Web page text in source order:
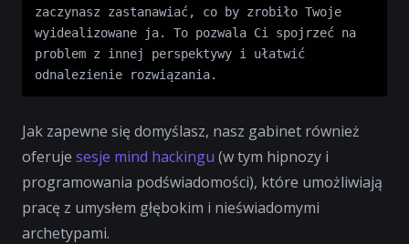
zaczynasz zastanawiać, co by zrobiło Twoje
wyidealizowane ja. To pozwala Ci spojrzeć na
problem z innej perspektywy i ułatwić
odnalezienie rozwiązania.
Jak zapewne się domyślasz, nasz gabinet również
oferuje sesje mind hackingu (w tym hipnozy i
programowania podświadomości), które umożliwiają
pracę z umysłem głębokim i nieświadomymi
archetypami.